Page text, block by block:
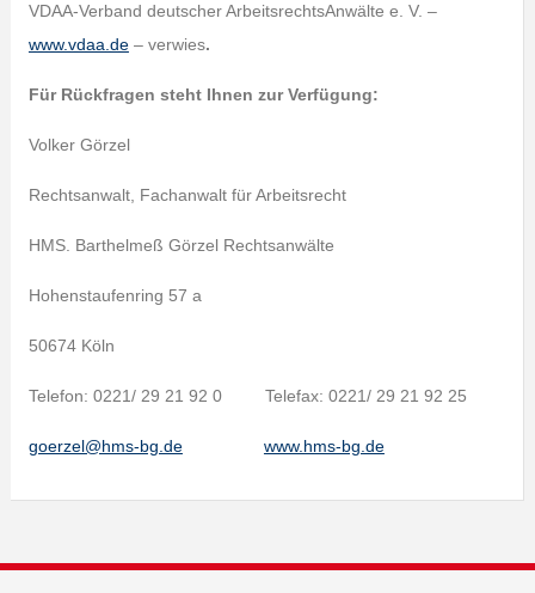
VDAA-Verband deutscher ArbeitsrechtsAnwälte e. V. –
www.vdaa.de– verwies.
Für Rückfragen steht Ihnen zur Verfügung:
Volker Görzel
Rechtsanwalt, Fachanwalt für Arbeitsrecht
HMS. Barthelmeß Görzel Rechtsanwälte
Hohenstaufenring 57 a
50674 Köln
Telefon: 0221/ 29 21 92 0 Telefax: 0221/ 29 21 92 25
goerzel@hms-bg.de www.hms-bg.de